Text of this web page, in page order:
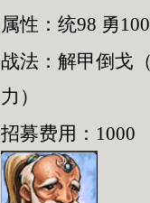
属性：统98 勇
战法：解甲倒戈
力）
招募费用：1000